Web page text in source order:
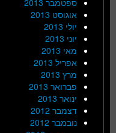
אוגוסט 2013
יולי 2013
יוני 2013
מאי 2013
אפריל 2013
מרץ 2013
פברואר 2013
ינואר 2013
דצמבר 2012
נובמבר 2012